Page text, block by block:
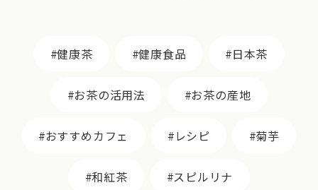
健康茶 健康食品 日本茶
お茶の活用法 お茶の産地
おすすめカフェ レシピ 菊芋
和紅茶 スピルリナ